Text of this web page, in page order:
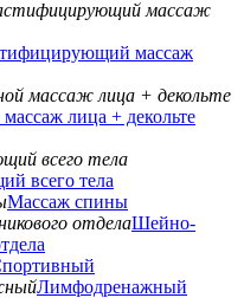
массаж
лица + декольте
всего тела
Массаж спины
Шейно-
Лимфодренажный